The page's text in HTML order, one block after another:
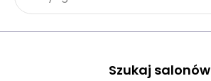
Szukaj salonów